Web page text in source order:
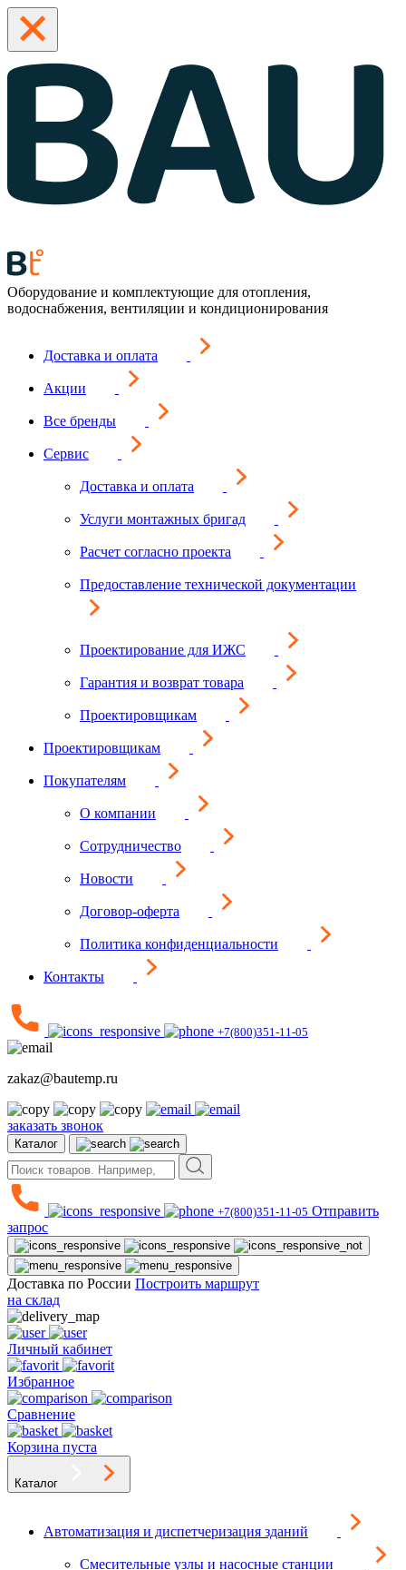
Оборудование и комплектующие для отопления,
водоснабжения, вентиляции и кондиционирования
Доставка и оплата
Акции
Все бренды
Сервис
Доставка и оплата
Услуги монтажных бригад
Расчет согласно проекта
Предоставление технической документации
Проектирование для ИЖС
Гарантия и возврат товара
Проектировщикам
Проектировщикам
Покупателям
О компании
Сотрудничество
Новости
Договор-оферта
Политика конфиденциальности
Контакты
+7(800)351-11-05
zakaz@bautemp.ru
заказать звонок
Каталог
+7(800)351-11-05 Отправить
запрос
Доставка по России Построить маршрут
на склад
Личный кабинет
Избранное
Сравнение
Корзина пуста
Каталог
Автоматизация и диспетчеризация зданий
Смесительные узлы и насосные станции